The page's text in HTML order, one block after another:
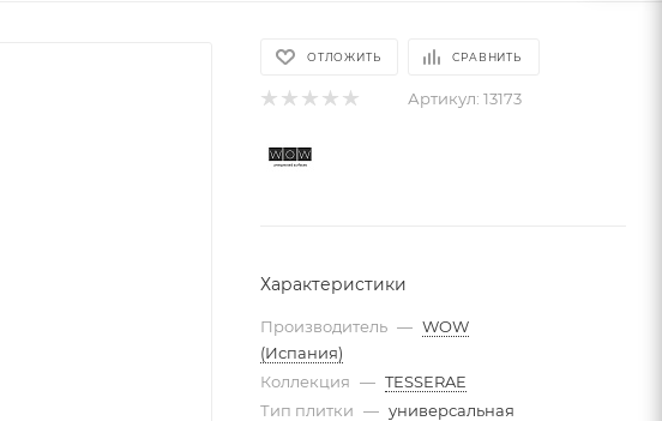
ОТЛОЖИТЬ СРАВНИТЬ
Артикул: 13173
Характеристики
Производитель — WOW
(Испания)
Коллекция — TESSERAE
Тип плитки — универсальная